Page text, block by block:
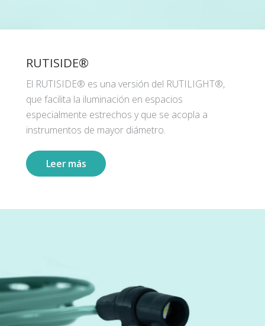
RUTISIDE®
El RUTISIDE® es una versión del RUTILIGHT®,
que facilita la iluminación en espacios
especialmente estrechos y que se acopla a
instrumentos de mayor diámetro.
Leer más